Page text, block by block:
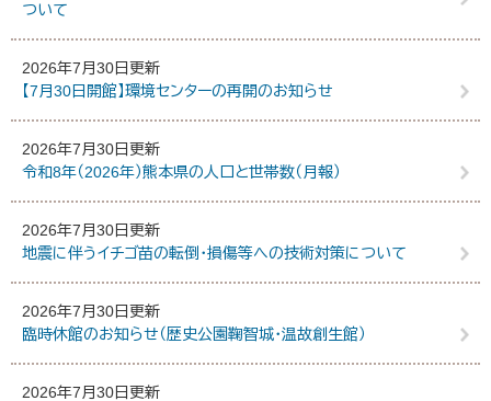
ついて
2026年7月30日更新
【7月30日開館】環境センターの再開のお知らせ
2026年7月30日更新
令和8年（2026年）熊本県の人口と世帯数（月報）
2026年7月30日更新
地震に伴うイチゴ苗の転倒・損傷等への技術対策について
2026年7月30日更新
臨時休館のお知らせ（歴史公園鞠智城・温故創生館）
2026年7月30日更新